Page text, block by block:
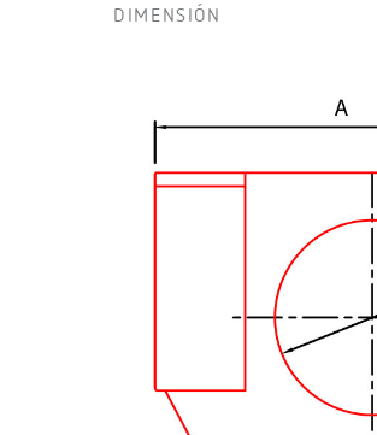
DIMENSIÓN